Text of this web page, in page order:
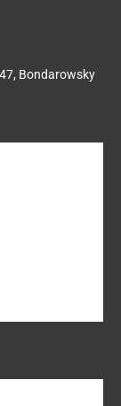
Bondarowsky